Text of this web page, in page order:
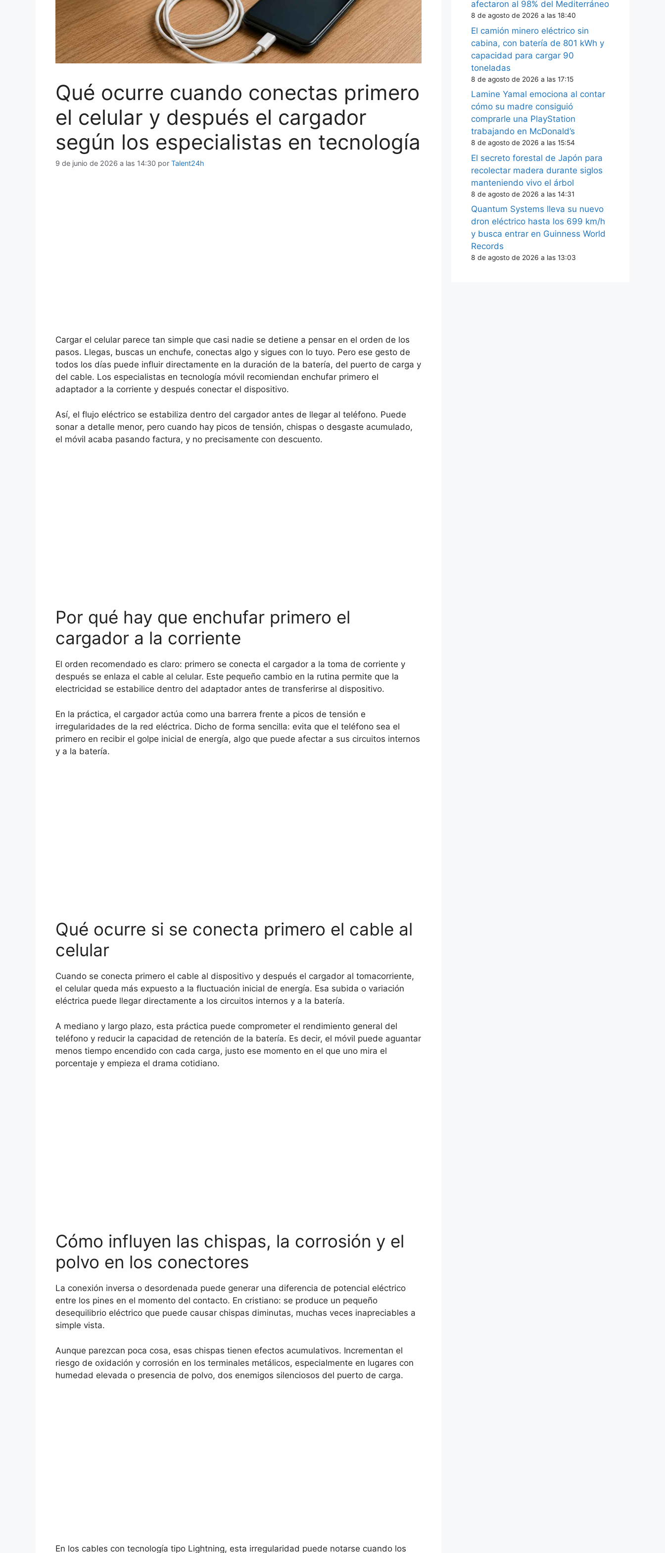
Qué ocurre cuando conectas primero
el celular y después el cargador
según los especialistas en tecnología
9 de junio de 2026 a las 14:30 por Talent24h
Cargar el celular parece tan simple que casi nadie se detiene a pensar en el orden de los
pasos. Llegas, buscas un enchufe, conectas algo y sigues con lo tuyo. Pero ese gesto de
todos los días puede influir directamente en la duración de la batería, del puerto de carga y
del cable. Los especialistas en tecnología móvil recomiendan enchufar primero el
adaptador a la corriente y después conectar el dispositivo.
Así, el flujo eléctrico se estabiliza dentro del cargador antes de llegar al teléfono. Puede
sonar a detalle menor, pero cuando hay picos de tensión, chispas o desgaste acumulado,
el móvil acaba pasando factura, y no precisamente con descuento.
Por qué hay que enchufar primero el
cargador a la corriente
El orden recomendado es claro: primero se conecta el cargador a la toma de corriente y
después se enlaza el cable al celular. Este pequeño cambio en la rutina permite que la
electricidad se estabilice dentro del adaptador antes de transferirse al dispositivo.
En la práctica, el cargador actúa como una barrera frente a picos de tensión e
irregularidades de la red eléctrica. Dicho de forma sencilla: evita que el teléfono sea el
primero en recibir el golpe inicial de energía, algo que puede afectar a sus circuitos internos
y a la batería.
Qué ocurre si se conecta primero el cable al
celular
Cuando se conecta primero el cable al dispositivo y después el cargador al tomacorriente,
el celular queda más expuesto a la fluctuación inicial de energía. Esa subida o variación
eléctrica puede llegar directamente a los circuitos internos y a la batería.
A mediano y largo plazo, esta práctica puede comprometer el rendimiento general del
teléfono y reducir la capacidad de retención de la batería. Es decir, el móvil puede aguantar
menos tiempo encendido con cada carga, justo ese momento en el que uno mira el
porcentaje y empieza el drama cotidiano.
Cómo influyen las chispas, la corrosión y el
polvo en los conectores
La conexión inversa o desordenada puede generar una diferencia de potencial eléctrico
entre los pines en el momento del contacto. En cristiano: se produce un pequeño
desequilibrio eléctrico que puede causar chispas diminutas, muchas veces inapreciables a
simple vista.
Aunque parezcan poca cosa, esas chispas tienen efectos acumulativos. Incrementan el
riesgo de oxidación y corrosión en los terminales metálicos, especialmente en lugares con
humedad elevada o presencia de polvo, dos enemigos silenciosos del puerto de carga.
En los cables con tecnología tipo Lightning, esta irregularidad puede notarse cuando los
afectaron al 98% del Mediterráneo
8 de agosto de 2026 a las 18:40
El camión minero eléctrico sin
cabina, con batería de 801 kWh y
capacidad para cargar 90
toneladas
8 de agosto de 2026 a las 17:15
Lamine Yamal emociona al contar
cómo su madre consiguió
comprarle una PlayStation
trabajando en McDonald’s
8 de agosto de 2026 a las 15:54
El secreto forestal de Japón para
recolectar madera durante siglos
manteniendo vivo el árbol
8 de agosto de 2026 a las 14:31
Quantum Systems lleva su nuevo
dron eléctrico hasta los 699 km/h
y busca entrar en Guinness World
Records
8 de agosto de 2026 a las 13:03